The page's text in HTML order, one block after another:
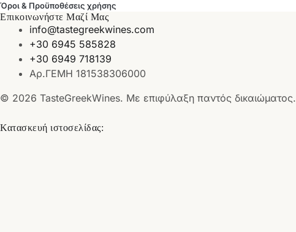
Όροι & Προϋποθέσεις χρήσης
Επικοινωνήστε Μαζί Μας
info@tastegreekwines.com
+30 6945 585828
+30 6949 718139
Αρ.ΓΕΜΗ 181538306000
© 2026 TasteGreekWines. Με επιφύλαξη παντός δικαιώματος.
Κατασκευή ιστοσελίδας: